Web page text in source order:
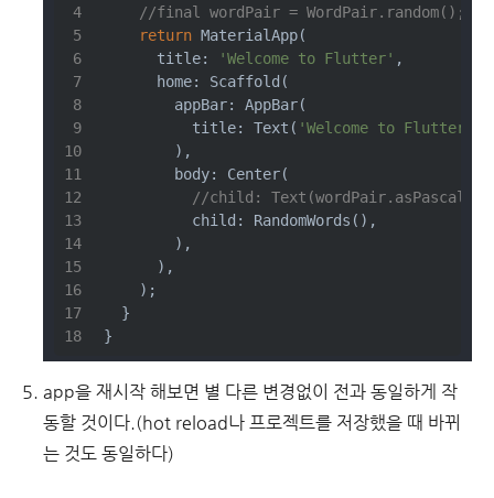
//final wordPair = WordPair.random();
return MaterialApp(
      title:
'Welcome to Flutter' ,
      home: Scaffold(
        appBar: AppBar(
          title: Text(
'Welcome to Flutter'
        ),
        body: Center(
//child:
          child: RandomWords(),
        ),
      ),
    );
  }
}
app을 재시작 해보면 별 다른 변경없이 전과 동일하게 작
동할 것이다.(hot reload나 프로젝트를 저장했을 때 바뀌
는 것도 동일하다)